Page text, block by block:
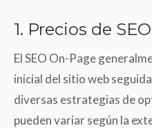
1. Precios de
El SEO On-Page
inicial del sitio web
diversas estrategias de
pueden variar según la